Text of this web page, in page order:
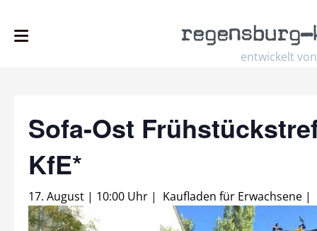
entwickelt von
regensburg–
Sofa-Ost
KfE*
17. August | 10:00 Uhr | Kaufladen für Erwachsene |